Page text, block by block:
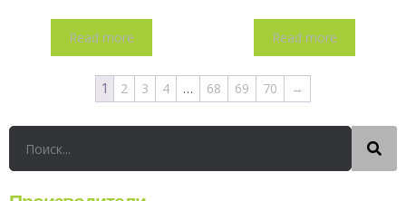
Read more Read more
1 2 3 4 … 68 69 70 →